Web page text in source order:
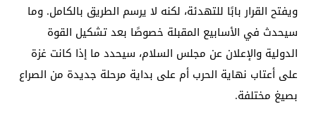
ويفتح القرار بابًا للتهدئة، لكنه لا يرسم الطريق بالكامل. وما
سيحدث في الأسابيع المقبلة خصوصًا بعد تشكيل القوة
الدولية والإعلان عن مجلس السلام، سيحدد ما إذا كانت غزة
على أعتاب نهاية الحرب أم على بداية مرحلة جديدة من الصراع
بصيغ مختلفة.